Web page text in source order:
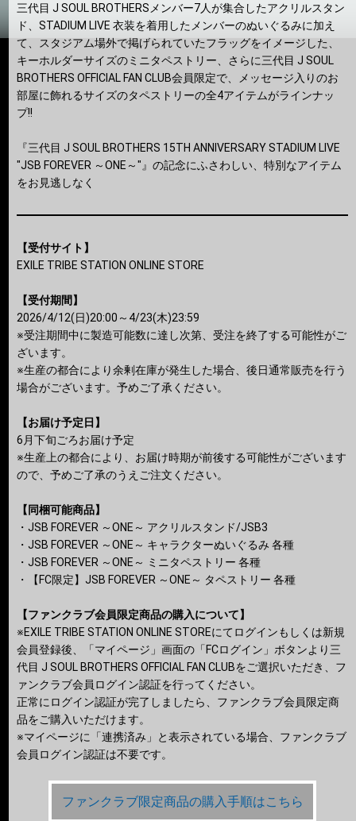
三代目 J SOUL BROTHERSメンバー7人が集合したアクリルスタン
ド、STADIUM LIVE 衣装を着用したメンバーのぬいぐるみに加え
て、スタジアム場外で掲げられていたフラッグをイメージした、
キーホルダーサイズのミニタペストリー、さらに三代目 J SOUL
BROTHERS OFFICIAL FAN CLUB会員限定で、メッセージ入りのお
部屋に飾れるサイズのタペストリーの全4アイテムがラインナッ
プ!!
『三代目 J SOUL BROTHERS 15TH ANNIVERSARY STADIUM LIVE
"JSB FOREVER ～ONE～"』の記念にふさわしい、特別なアイテム
をお見逃しなく
【受付サイト】
EXILE TRIBE STATION ONLINE STORE
【受付期間】
2026/4/12(日)20:00～4/23(木)23:59
※受注期間中に製造可能数に達し次第、受注を終了する可能性がご
ざいます。
※生産の都合により余剰在庫が発生した場合、後日通常販売を行う
場合がございます。予めご了承ください。
【お届け予定日】
6月下旬ごろお届け予定
※生産上の都合により、お届け時期が前後する可能性がございます
ので、予めご了承のうえご注文ください。
【同梱可能商品】
・JSB FOREVER ～ONE～ アクリルスタンド/JSB3
・JSB FOREVER ～ONE～ キャラクターぬいぐるみ 各種
・JSB FOREVER ～ONE～ ミニタペストリー 各種
・【FC限定】JSB FOREVER ～ONE～ タペストリー 各種
【ファンクラブ会員限定商品の購入について】
※EXILE TRIBE STATION ONLINE STOREにてログインもしくは新規
会員登録後、「マイページ」画面の「FCログイン」ボタンより三
代目 J SOUL BROTHERS OFFICIAL FAN CLUBをご選択いただき、フ
ァンクラブ会員ログイン認証を行ってください。
正常にログイン認証が完了しましたら、ファンクラブ会員限定商
品をご購入いただけます。
※マイページに「連携済み」と表示されている場合、ファンクラブ
会員ログイン認証は不要です。
ファンクラブ限定商品の購入手順はこちら